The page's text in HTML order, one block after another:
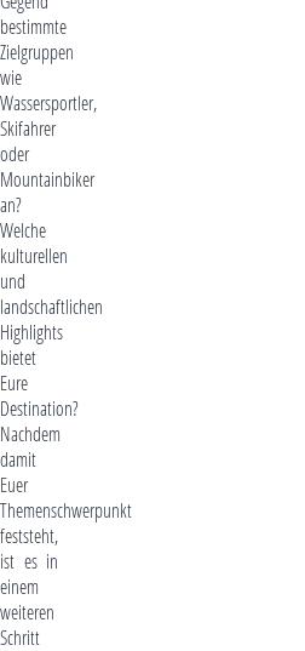
bestimmte
Zielgruppen
wie
Wassersportler,
Skifahrer
oder
Mountainbiker
an?
Welche
kulturellen
und
landschaftlichen
Highlights
bietet
Eure
Destination?
Nachdem
damit
Euer
Themenschwerpunkt
feststeht,
ist es in
einem
weiteren
Schritt